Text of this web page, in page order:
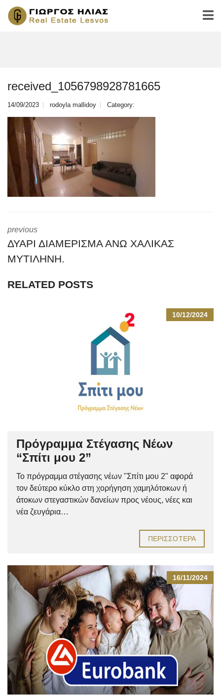
received_1056798928781665
14/09/2023 rodoyla mallidoy Category:
previous
ΔΥΑΡΙ ΔΙΑΜΕΡΙΣΜΑ ΑΝΩ ΧΑΛΙΚΑΣ
ΜΥΤΙΛΗΝΗ.
RELATED POSTS
10/12/2024
Πρόγραμμα Στέγασης Νέων
“Σπίτι μου 2”
Το πρόγραμμα στέγασης νέων "Σπίτι μου 2" αφορά
τον δεύτερο κύκλο στη χορήγηση χαμηλότοκων ή
άτοκων στεγαστικών δανείων προς νέους, νέες και
νέα ζευγάρια…
ΠΕΡΙΣΣΌΤΕΡΑ
16/11/2024